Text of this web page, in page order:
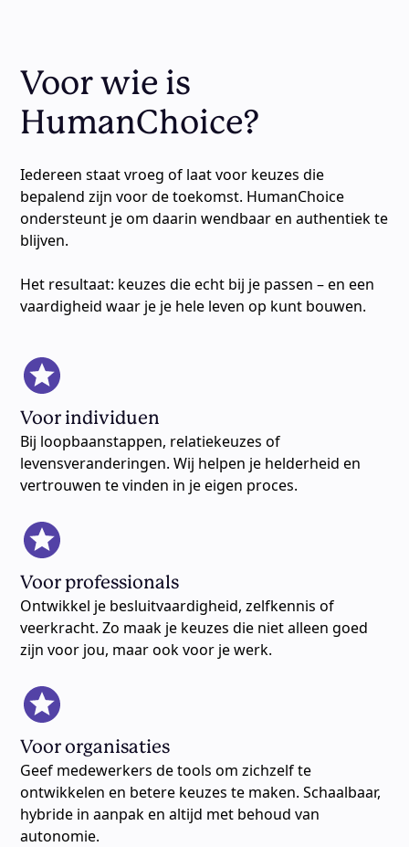
Voor wie is
HumanChoice?
Iedereen staat vroeg of laat voor keuzes die
bepalend zijn voor de toekomst. HumanChoice
ondersteunt je om daarin wendbaar en authentiek te
blijven.
Het resultaat: keuzes die echt bij je passen – en een
vaardigheid waar je je hele leven op kunt bouwen.
Voor individuen
Bij loopbaanstappen, relatiekeuzes of
levensveranderingen. Wij helpen je helderheid en
vertrouwen te vinden in je eigen proces.
Voor professionals
Ontwikkel je besluitvaardigheid, zelfkennis of
veerkracht. Zo maak je keuzes die niet alleen goed
zijn voor jou, maar ook voor je werk.
Voor organisaties
Geef medewerkers de tools om zichzelf te
ontwikkelen en betere keuzes te maken. Schaalbaar,
hybride in aanpak en altijd met behoud van
autonomie.